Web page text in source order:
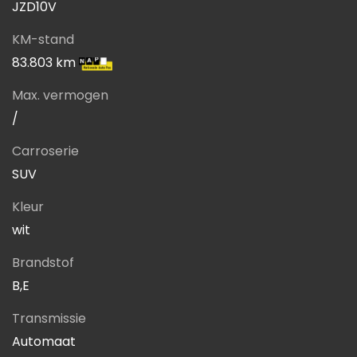
JZD10V
KM-stand
83.803 km
Max. vermogen
/
Carroserie
SUV
Kleur
wit
Brandstof
B,E
Transmissie
Automaat